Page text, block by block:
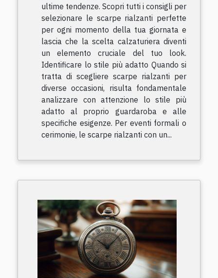
ultime tendenze. Scopri tutti i consigli per
selezionare le scarpe rialzanti perfette
per ogni momento della tua giornata e
lascia che la scelta calzaturiera diventi
un elemento cruciale del tuo look.
Identificare lo stile più adatto Quando si
tratta di scegliere scarpe rialzanti per
diverse occasioni, risulta fondamentale
analizzare con attenzione lo stile più
adatto al proprio guardaroba e alle
specifiche esigenze. Per eventi formali o
cerimonie, le scarpe rialzanti con un...